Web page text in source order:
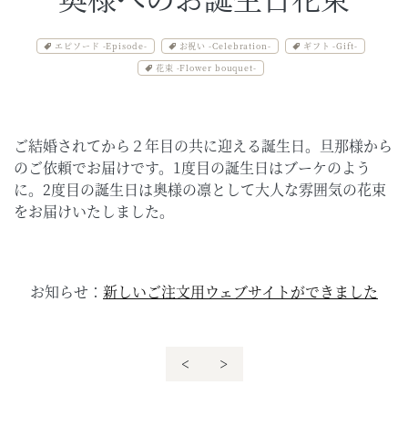
エピソード -Episode- お祝い -Celebration-
ギフト -Gift-
花束 -Flower bouquet-
ご結婚されてから２年目の共に迎える誕生日。旦那様から
のご依頼でお届けです。1度目の誕生日はブーケのよう
に。2度目の誕生日は奥様の凛として大人な雰囲気の花束
をお届けいたしました。
お知らせ： 新しいご注文用ウェブサイトができました
< >